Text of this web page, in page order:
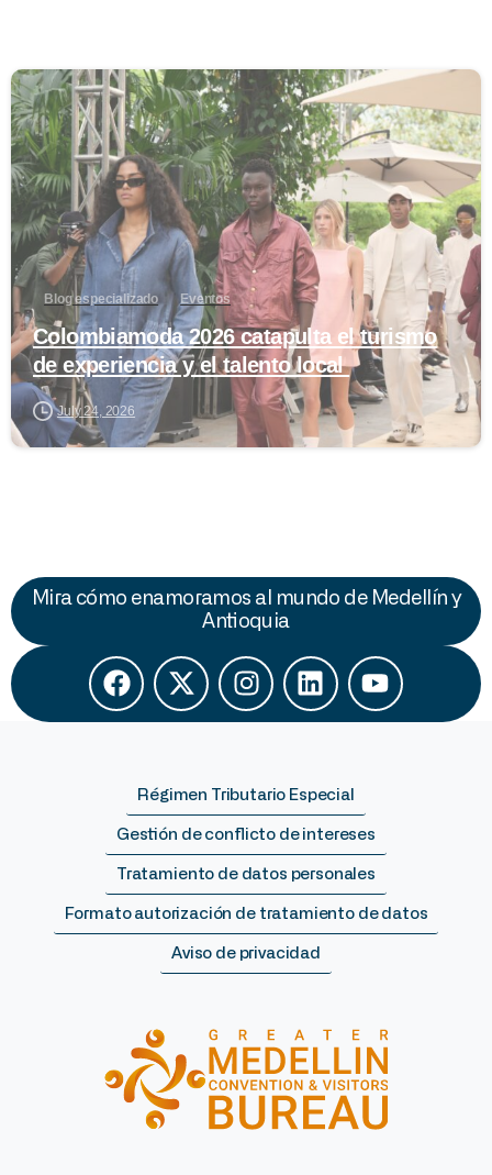
0
Blog especializado Eventos
Colombiamoda 2026 catapulta el turismo
de experiencia y el talento local
July 24, 2026
Mira cómo enamoramos al mundo de Medellín y
Antioquia
Régimen Tributario Especial
Gestión de conflicto de intereses
Tratamiento de datos personales
Formato autorización de tratamiento de datos
Aviso de privacidad